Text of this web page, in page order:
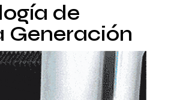
de
Generación